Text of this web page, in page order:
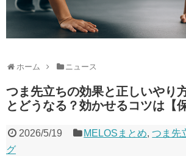
ホーム ニュース
つま先立ちの効果と正しいやり
とどうなる？効かせるコツは【
2026/5/19 MELOSまとめ,つま先
グ